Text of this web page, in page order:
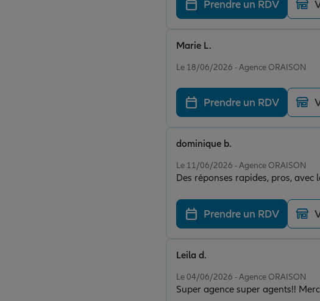
Prendre un RDV
Le 18/06/2026 - Agence ORAISON
Marie L.
Prendre un RDV
Le 11/06/2026 - Agence ORAISON
Des réponses rapides, pros, avec
dominique b.
Prendre un RDV
Le 04/06/2026 - Agence ORAISON
Super agence super agents!!
Leila d.